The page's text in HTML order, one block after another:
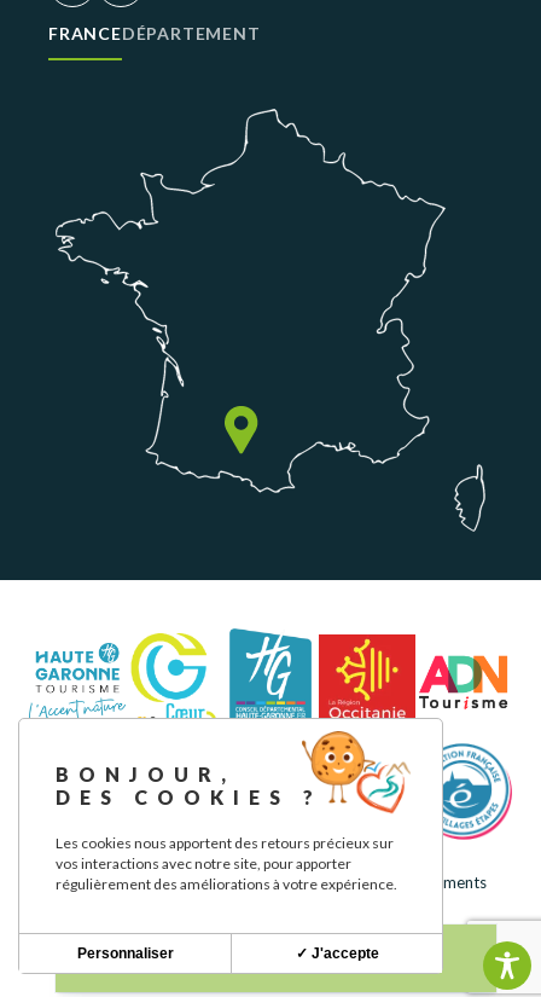
FRANCEDÉPARTEMENT
Mentions légalesPolitique de confidentialitéNos engagements
BONJOUR,
DES COOKIES ?
Les cookies nous apportent des retours précieux sur
vos interactions avec notre site, pour apporter
régulièrement des améliorations à votre expérience.
✓ J'accepte
Personnaliser